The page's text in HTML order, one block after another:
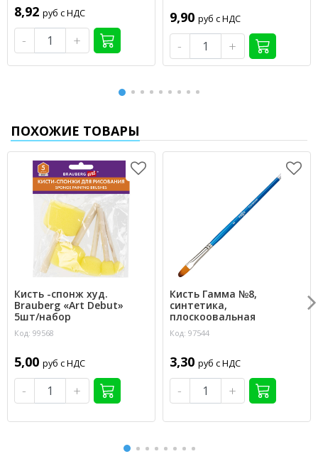
8,92 руб с НДС
- +
9,90 руб с НДС
- +
ПОХОЖИЕ ТОВАРЫ
Кисть -спонж худ.
Brauberg «Art Debut»
5шт/набор
Код: 99568
5,00 руб с НДС
- +
Кисть Гамма №8,
синтетика,
плоскоовальная
Код: 97544
3,30 руб с НДС
- +